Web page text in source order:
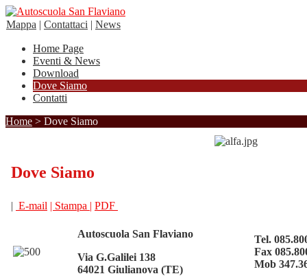
Mappa | Contattaci | News
Home Page
Eventi & News
Download
Dove Siamo
Contatti
Home > Dove Siamo
Dove Siamo
| E-mail | Stampa | PDF
Autoscuola San Flaviano
Via G.Galilei 138
64021 Giulianova (TE)
Tel.
Fax
Mob